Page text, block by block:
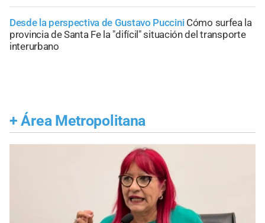
Desde la perspectiva de Gustavo Puccini Cómo surfea la
provincia de Santa Fe la "difícil" situación del transporte
interurbano
+ Área Metropolitana